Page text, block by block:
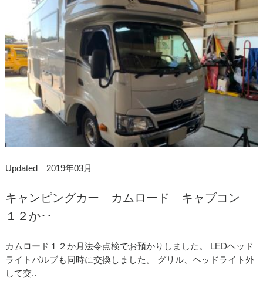
Updated 2019年03月
キャンピングカー カムロード キャブコン
１２か･･
カムロード１２か月法令点検でお預かりしました。 LEDヘッド
ライトバルブも同時に交換しました。 グリル、ヘッドライト外
して交..